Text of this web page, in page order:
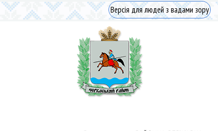
Версія для людей з вадами зору